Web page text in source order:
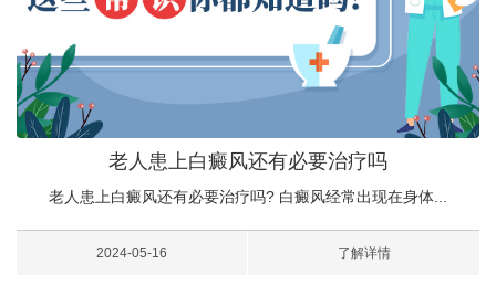
老人患上白癜风还有必要治疗吗
老人患上白癜风还有必要治疗吗? 白癜风经常出现在身体...
2024-05-16 了解详情